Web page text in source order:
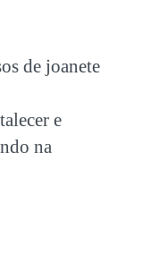
de joanete
e
na